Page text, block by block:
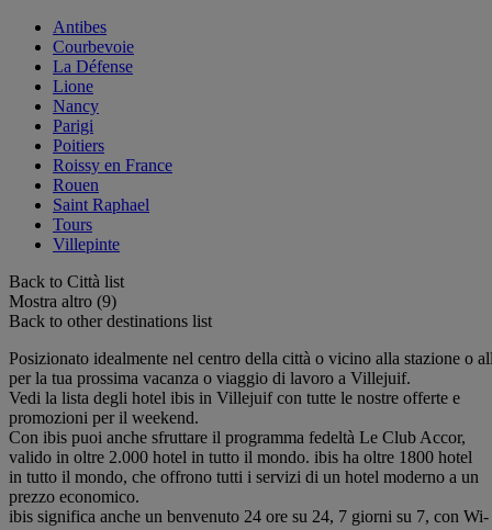
Antibes
Courbevoie
La Défense
Lione
Nancy
Parigi
Poitiers
Roissy en France
Rouen
Saint Raphael
Tours
Villepinte
Back to Città list
Mostra altro (9)
Back to other destinations list
Posizionato idealmente nel centro della città o vicino alla stazione o
per la tua prossima vacanza o viaggio di lavoro a Villejuif.
Vedi la lista degli hotel ibis in Villejuif con tutte le nostre offerte e
promozioni per il weekend.
Con ibis puoi anche sfruttare il programma fedeltà Le Club Accor,
valido in oltre 2.000 hotel in tutto il mondo. ibis ha oltre 1800 hotel
in tutto il mondo, che offrono tutti i servizi di un hotel moderno a un
prezzo economico.
ibis significa anche un benvenuto 24 ore su 24, 7 giorni su 7, con Wi-